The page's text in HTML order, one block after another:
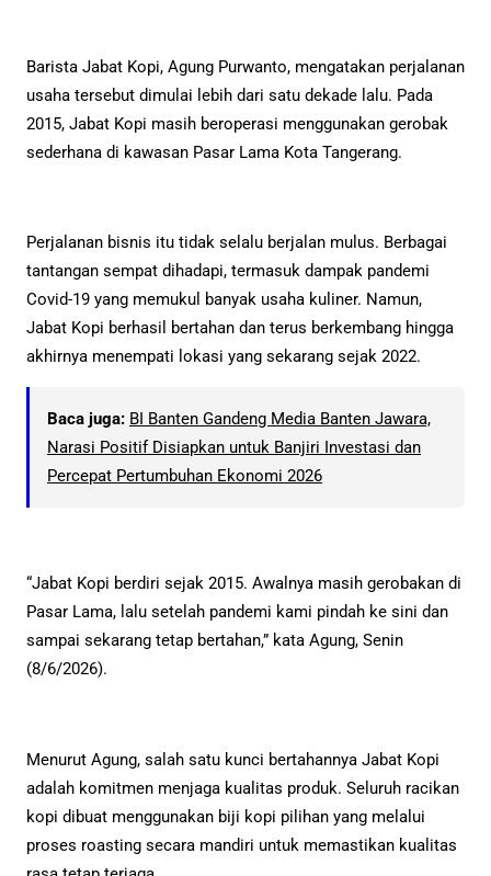
Barista Jabat Kopi, Agung Purwanto, mengatakan perjalanan
usaha tersebut dimulai lebih dari satu dekade lalu. Pada
2015, Jabat Kopi masih beroperasi menggunakan gerobak
sederhana di kawasan Pasar Lama Kota Tangerang.
Perjalanan bisnis itu tidak selalu berjalan mulus. Berbagai
tantangan sempat dihadapi, termasuk dampak pandemi
Covid-19 yang memukul banyak usaha kuliner. Namun,
Jabat Kopi berhasil bertahan dan terus berkembang hingga
akhirnya menempati lokasi yang sekarang sejak 2022.
Baca juga: BI Banten Gandeng Media Banten Jawara,
Narasi Positif Disiapkan untuk Banjiri Investasi dan
Percepat Pertumbuhan Ekonomi 2026
“Jabat Kopi berdiri sejak 2015. Awalnya masih gerobakan di
Pasar Lama, lalu setelah pandemi kami pindah ke sini dan
sampai sekarang tetap bertahan,” kata Agung, Senin
(8/6/2026).
Menurut Agung, salah satu kunci bertahannya Jabat Kopi
adalah komitmen menjaga kualitas produk. Seluruh racikan
kopi dibuat menggunakan biji kopi pilihan yang melalui
proses roasting secara mandiri untuk memastikan kualitas